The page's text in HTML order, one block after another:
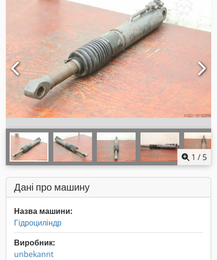
1 / 5
Дані про машину
Назва машини:
Гідроциліндр
Виробник:
unbekannt